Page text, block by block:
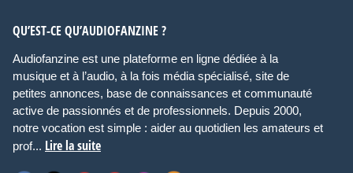
QU’EST-CE QU’AUDIOFANZINE ?
Audiofanzine est une plateforme en ligne dédiée à la
musique et à l’audio, à la fois média spécialisé, site de
petites annonces, base de connaissances et communauté
active de passionnés et de professionnels. Depuis 2000,
notre vocation est simple : aider au quotidien les amateurs et
prof... Lire la suite